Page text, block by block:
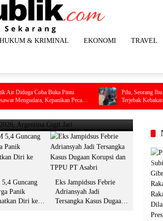
HUKUM & KRIMINAL EKONOMI TRAVEL
Buka Pintu
Kepanikan Pecah
Pilu, Seorang Ibu Beserta Empat
Terjebak Kebakaran di Bombana
Gelar Juara Dunia
Guncang
Panik
Diri ke
Eks Jampidsus Febrie
Adriansyah Jadi
Tersangka Kasus Dugaan